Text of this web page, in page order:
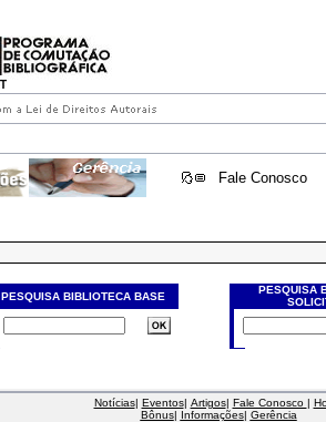
Fale Conosco
PESQUISA BIBLIOTECA BASE
PESQUISA
Notícias| Eventos| Artigos| Fale Conosco |
Bônus| Informações| Gerência